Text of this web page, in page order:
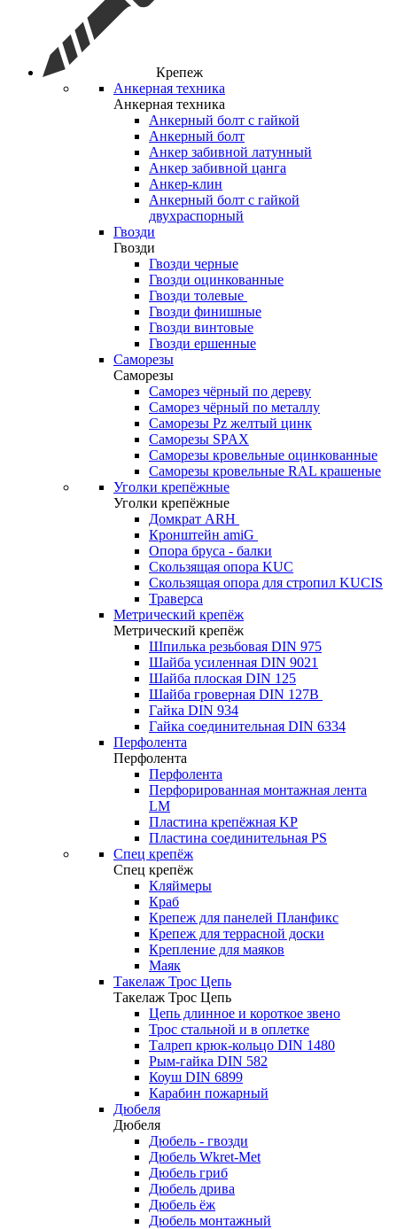
Крепеж
Анкерная техника
Анкерная техника
Анкерный болт с гайкой
Анкерный болт
Анкер забивной латунный
Анкер забивной цанга
Анкер-клин
Анкерный болт с гайкой
двухраспорный
Гвозди
Гвозди
Гвозди черные
Гвозди оцинкованные
Гвозди толевые
Гвозди финишные
Гвозди винтовые
Гвозди ершенные
Саморезы
Саморезы
Саморез чёрный по дереву
Саморез чёрный по металлу
Саморезы Pz желтый цинк
Саморезы SPAX
Саморезы кровельные оцинкованные
Саморезы кровельные RAL крашеные
Уголки крепёжные
Уголки крепёжные
Домкрат ARH
Кронштейн amiG
Опора бруса - балки
Скользящая опора KUC
Скользящая опора для стропил KUCIS
Траверса
Метрический крепёж
Метрический крепёж
Шпилька резьбовая DIN 975
Шайба усиленная DIN 9021
Шайба плоская DIN 125
Шайба гроверная DIN 127B
Гайка DIN 934
Гайка соединительная DIN 6334
Перфолента
Перфолента
Перфолента
Перфорированная монтажная лента
LM
Пластина крепёжная KP
Пластина соединительная PS
Спец крепёж
Спец крепёж
Кляймеры
Краб
Крепеж для панелей Планфикс
Крепеж для террасной доски
Крепление для маяков
Маяк
Такелаж Трос Цепь
Такелаж Трос Цепь
Цепь длинное и короткое звено
Трос стальной и в оплетке
Талреп крюк-кольцо DIN 1480
Рым-гайка DIN 582
Коуш DIN 6899
Карабин пожарный
Дюбеля
Дюбеля
Дюбель - гвозди
Дюбель Wkret-Met
Дюбель гриб
Дюбель дрива
Дюбель ёж
Дюбель монтажный